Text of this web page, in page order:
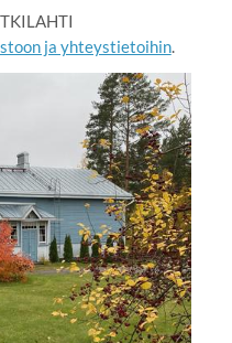
ja yhteystietoihin.